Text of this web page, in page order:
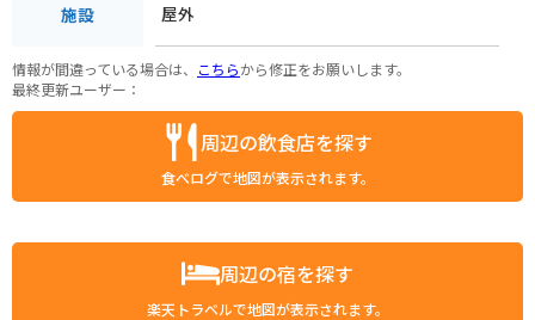
施設 屋外
情報が間違っている場合は、 こちらから修正をお願いします。
最終更新ユーザー：
周辺の飲食店を探す
食べログで地図が表示されます。
周辺の宿を探す
楽天トラベルで地図が表示されます。